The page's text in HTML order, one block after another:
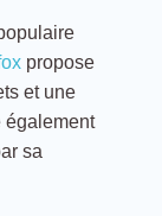
propose
et une
également
sa